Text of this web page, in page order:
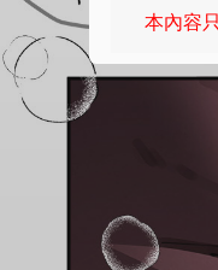
本內容